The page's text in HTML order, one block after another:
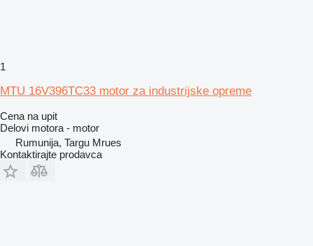
1
MTU 16V396TC33 motor za industrijske opreme
Cena na upit
Delovi motora - motor
Rumunija, Targu Mrues
Kontaktirajte prodavca